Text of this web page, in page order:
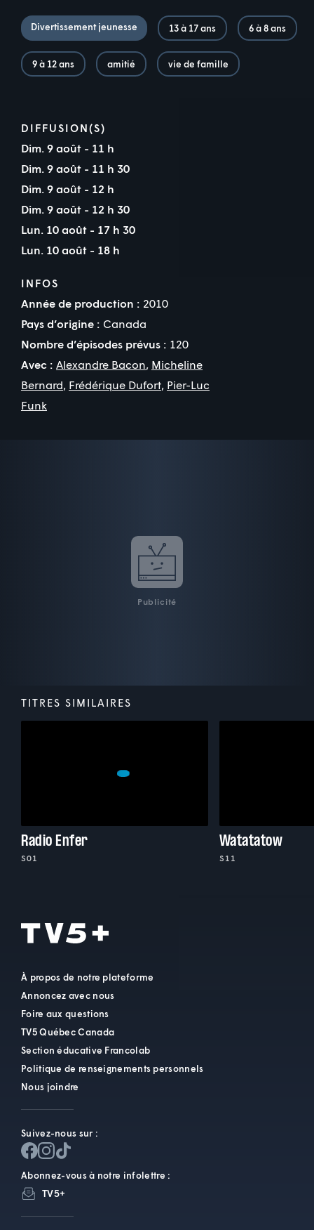
Divertissement jeunesse 13 à 17 ans 6 à 8 ans
9 à 12 ans amitié vie de famille
DIFFUSION(S)
Dim. 9 août - 11 h
Dim. 9 août - 11 h 30
Dim. 9 août - 12 h
Dim. 9 août - 12 h 30
Lun. 10 août - 17 h 30
Lun. 10 août - 18 h
INFOS
Année de production : 2010
Pays d’origine : Canada
Nombre d’épisodes prévus : 120
Avec : Alexandre Bacon, Micheline
Bernard, Frédérique Dufort, Pier-Luc
Funk
Publicité
TITRES SIMILAIRES
Radio Enfer
S01
Watatatow
S11
À propos de notre plateforme
Annoncez avec nous
Foire aux questions
TV5 Québec Canada
Section éducative Francolab
Politique de renseignements personnels
Nous joindre
Suivez-nous sur :
Abonnez-vous à notre infolettre :
TV5+